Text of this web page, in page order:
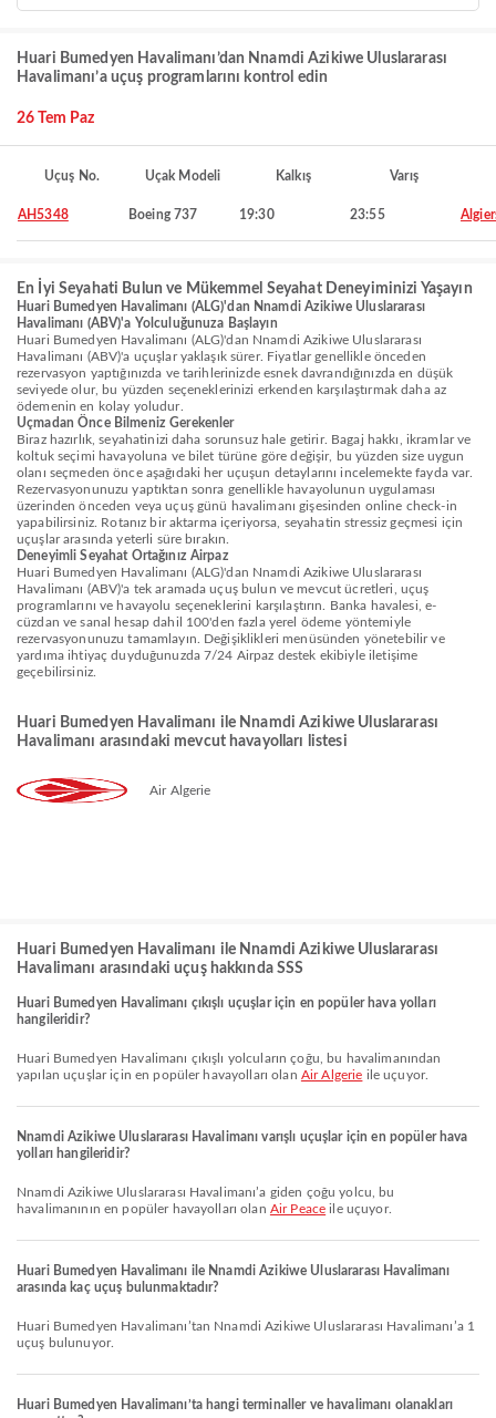
Huari Bumedyen Havalimanı’dan Nnamdi Azikiwe Uluslararası
Havalimanı’a uçuş programlarını kontrol edin
26 Tem Paz
Uçuş No. Uçak Modeli Kalkış Varış
AH5348 Boeing 737 19:30 23:55
En İyi Seyahati Bulun ve Mükemmel Seyahat Deneyiminizi Yaşayın
Huari Bumedyen Havalimanı (ALG)'dan Nnamdi Azikiwe Uluslararası
Havalimanı (ABV)'a Yolculuğunuza Başlayın
Huari Bumedyen Havalimanı (ALG)'dan Nnamdi Azikiwe Uluslararası
Havalimanı (ABV)'a uçuşlar yaklaşık sürer. Fiyatlar genellikle önceden
rezervasyon yaptığınızda ve tarihlerinizde esnek davrandığınızda en düşük
seviyede olur, bu yüzden seçeneklerinizi erkenden karşılaştırmak daha az
ödemenin en kolay yoludur.
Uçmadan Önce Bilmeniz Gerekenler
Biraz hazırlık, seyahatinizi daha sorunsuz hale getirir. Bagaj hakkı, ikramlar ve
koltuk seçimi havayoluna ve bilet türüne göre değişir, bu yüzden size uygun
olanı seçmeden önce aşağıdaki her uçuşun detaylarını incelemekte fayda var.
Rezervasyonunuzu yaptıktan sonra genellikle havayolunun uygulaması
üzerinden önceden veya uçuş günü havalimanı gişesinden online check-in
yapabilirsiniz. Rotanız bir aktarma içeriyorsa, seyahatin stressiz geçmesi için
uçuşlar arasında yeterli süre bırakın.
Deneyimli Seyahat Ortağınız Airpaz
Huari Bumedyen Havalimanı (ALG)'dan Nnamdi Azikiwe Uluslararası
Havalimanı (ABV)'a tek aramada uçuş bulun ve mevcut ücretleri, uçuş
programlarını ve havayolu seçeneklerini karşılaştırın. Banka havalesi, e-
cüzdan ve sanal hesap dahil 100'den fazla yerel ödeme yöntemiyle
rezervasyonunuzu tamamlayın. Değişiklikleri menüsünden yönetebilir ve
yardıma ihtiyaç duyduğunuzda 7/24 Airpaz destek ekibiyle iletişime
geçebilirsiniz.
Huari Bumedyen Havalimanı ile Nnamdi Azikiwe Uluslararası
Havalimanı arasındaki mevcut havayolları listesi
Air Algerie
Huari Bumedyen Havalimanı ile Nnamdi Azikiwe Uluslararası
Havalimanı arasındaki uçuş hakkında SSS
Huari Bumedyen Havalimanı çıkışlı uçuşlar için en popüler hava yolları
hangileridir?
Huari Bumedyen Havalimanı çıkışlı yolcuların çoğu, bu havalimanından
yapılan uçuşlar için en popüler havayolları olan Air Algerie ile uçuyor.
Nnamdi Azikiwe Uluslararası Havalimanı varışlı uçuşlar için en popüler hava
yolları hangileridir?
Nnamdi Azikiwe Uluslararası Havalimanı’a giden çoğu yolcu, bu
havalimanının en popüler havayolları olan Air Peace ile uçuyor.
Huari Bumedyen Havalimanı ile Nnamdi Azikiwe Uluslararası Havalimanı
arasında kaç uçuş bulunmaktadır?
Huari Bumedyen Havalimanı’tan Nnamdi Azikiwe Uluslararası Havalimanı’a 1
uçuş bulunuyor.
Huari Bumedyen Havalimanı’ta hangi terminaller ve havalimanı olanakları